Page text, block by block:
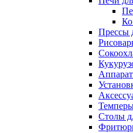
Прессы
Столы